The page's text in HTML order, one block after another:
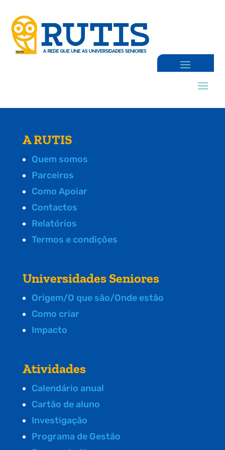
A RUTIS
Quem somos
Parceiros
Como Apoiar
Contactos
Relatórios
Termos e condições
Universidades Seniores
Origem/O que são/Onde estão
Como criar
Impacto
Atividades
Calendário anual
Cartão de aluno
Investigação
Programa de Gestão